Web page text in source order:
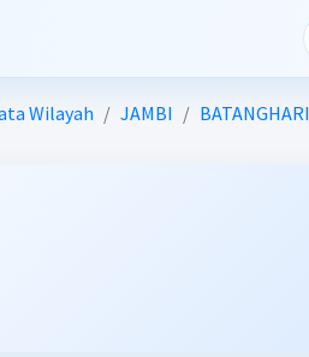
Wilayah JAMBI BATANGHARI